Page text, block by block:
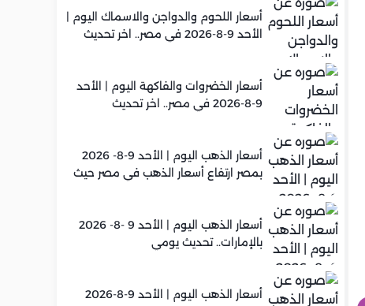
أسعار اللحوم والدواجن والاسماك اليوم |
الأحد 9-8-2026 في مصر.. اخر تحديث
أسعار الخضروات والفاكهة اليوم | الأحد
9-8-2026 في مصر.. اخر تحديث
أسعار الذهب اليوم | الأحد 9-8- 2026
بمصر ارتفاع أسعار الذهب في مصر حيث
أسعار الذهب اليوم | الأحد 9 -8- 2026
بالإمارات.. تحديث يومي
أسعار الذهب اليوم | الأحد 9-8-2026